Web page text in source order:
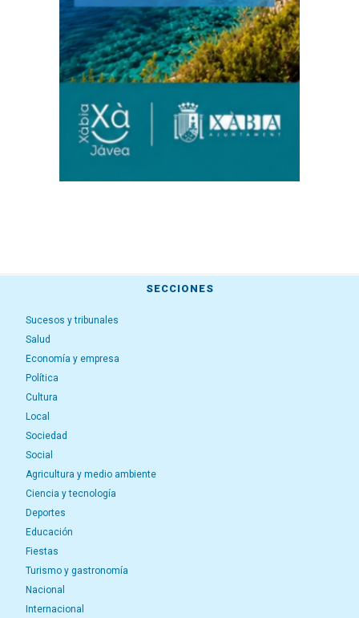
SECCIONES
Sucesos y tribunales
Salud
Economía y empresa
Política
Cultura
Local
Sociedad
Social
Agricultura y medio ambiente
Ciencia y tecnología
Deportes
Educación
Fiestas
Turismo y gastronomía
Nacional
Internacional